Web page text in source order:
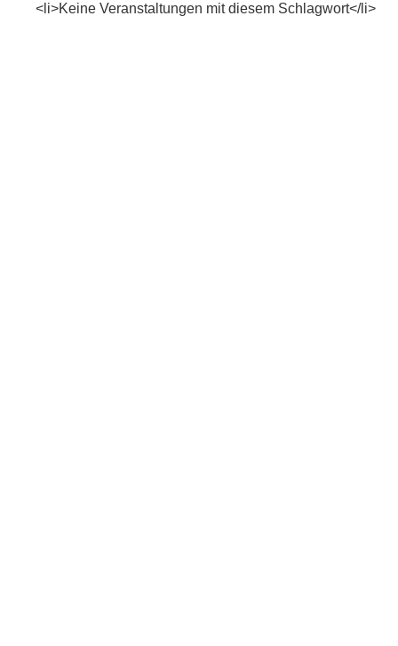
<li>Keine Veranstaltungen mit diesem Schlagwort</li>